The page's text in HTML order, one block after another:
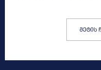
მეტის